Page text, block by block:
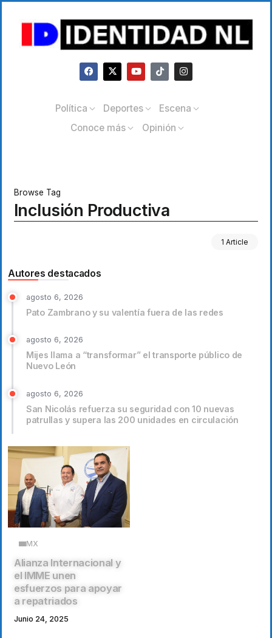
Política Deportes
Escena
Conoce más
Opinión
Browse Tag
Inclusión Productiva
1 Article
Autores destacados
agosto 6, 2026
Pato Zambrano y su valentía fuera de las redes
agosto 6, 2026
Mijes llama a “transformar” el transporte público de
Nuevo León
agosto 6, 2026
San Nicolás refuerza su seguridad con 10 nuevas
patrullas y supera las 200 unidades en circulación
MX
Alianza Internacional y
el IMME unen
esfuerzos para apoyar
a repatriados
Junio 24, 2025